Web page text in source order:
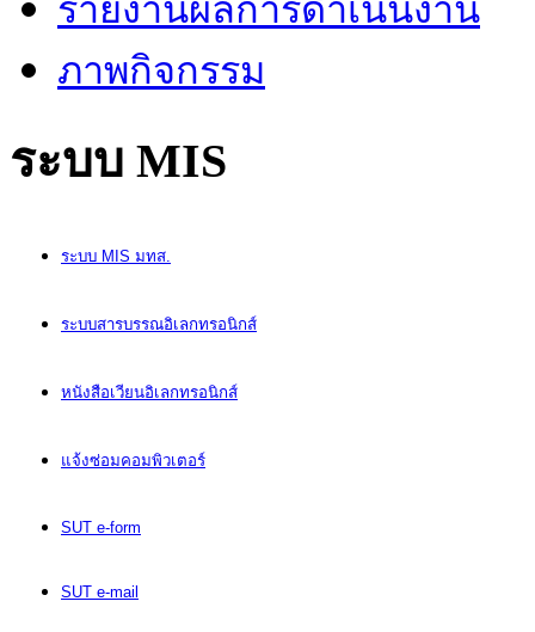
รายงานผลการดำเนินงาน
ภาพกิจกรรม
ระบบ MIS
ระบบ MIS มทส.
ระบบสารบรรณอิเลกทรอนิกส์
หนังสือเวียนอิเลกทรอนิกส์
แจ้งซ่อมคอมพิวเตอร์
SUT e-form
SUT e-mail